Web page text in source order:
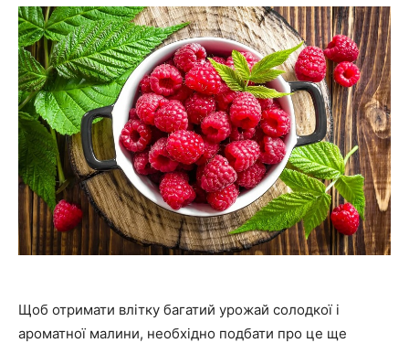
Щоб отримати влітку багатий урожай солодкої і
ароматної малини, необхідно подбати про це ще